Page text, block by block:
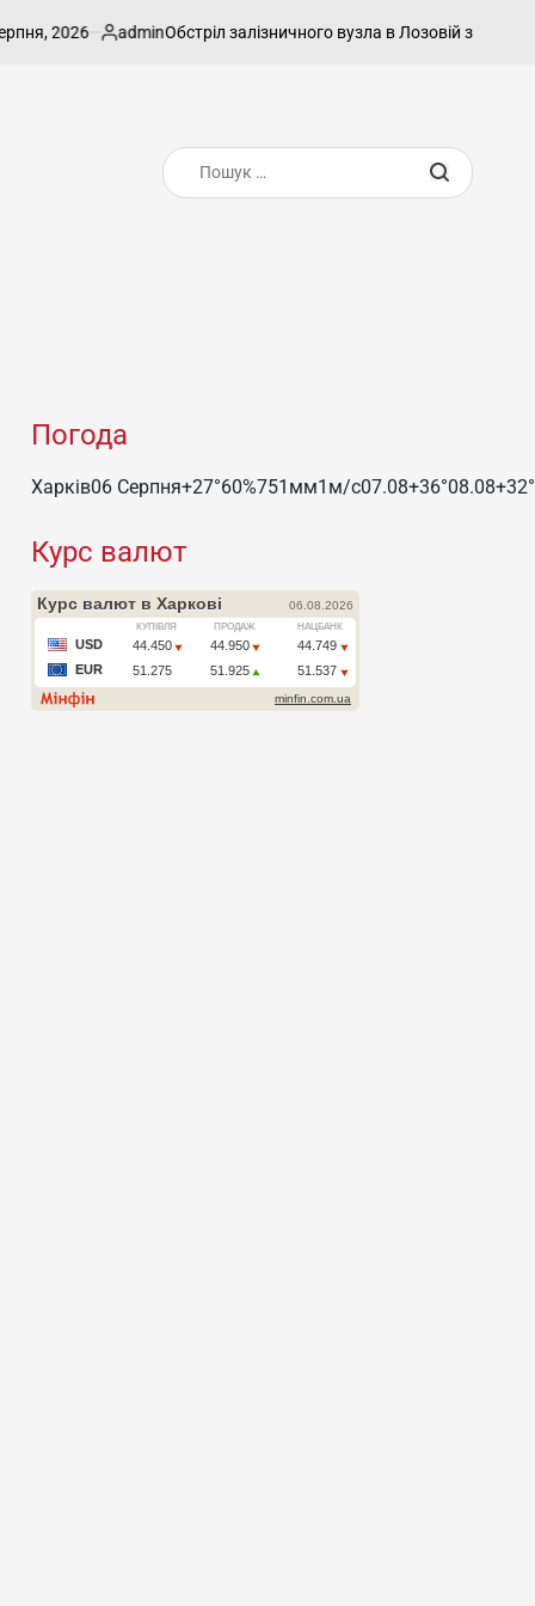
2026
Опубліковано
adminОбстріл залізничного вузла в Лозовій забрав
Пошук:
Погода
Харків06 Серпня+27°60%751 мм1 м/c07.08+36°08.08+32°
Курс валют